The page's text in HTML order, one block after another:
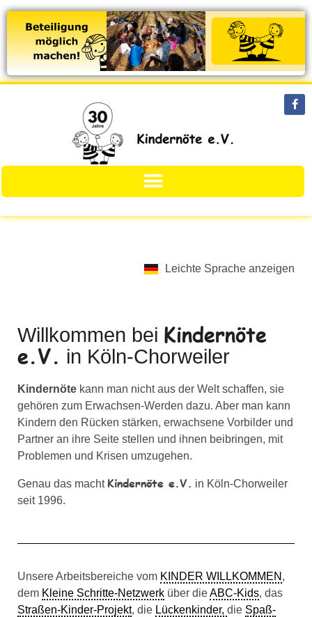
Leichte Sprache anzeigen
Willkommen bei Kindernöte
e.V. in Köln-Chorweiler
Kindernöte kann man nicht aus der Welt schaffen, sie
gehören zum Erwachsen-Werden dazu. Aber man kann
Kindern den Rücken stärken, erwachsene Vorbilder und
Partner an ihre Seite stellen und ihnen beibringen, mit
Problemen und Krisen umzugehen.
Genau das machtKindernöte e.V. in Köln-Chorweiler
seit 1996.
Unsere Arbeitsbereiche vom KINDER WILLKOMMEN ,
dem Kleine Schritte-Netzwerk über dieABC-Kids, das
Straßen-Kinder-Projekt, die Lückenkinder, die Spaß-